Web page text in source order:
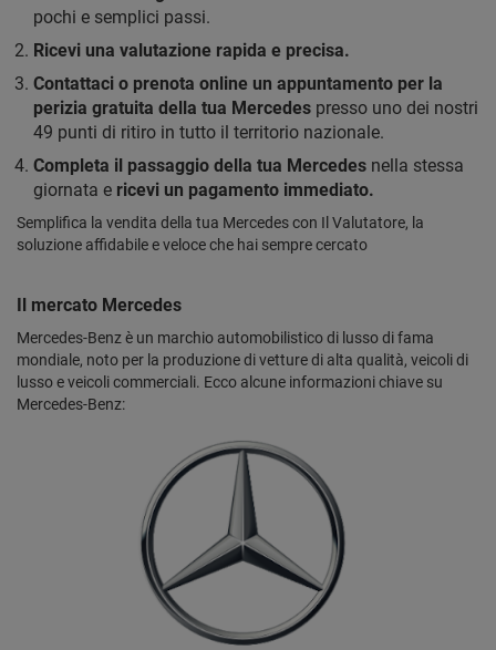
pochi e semplici passi.
Ricevi una valutazione rapida e precisa.
Contattaci o prenota online un appuntamento per la
perizia gratuita della tua Mercedes presso uno dei nostri
49 punti di ritiro in tutto il territorio nazionale.
Completa il passaggio della tua Mercedes nella stessa
giornata e ricevi un pagamento immediato.
Semplifica la vendita della tua Mercedes con Il Valutatore, la
soluzione affidabile e veloce che hai sempre cercato
Il mercato Mercedes
Mercedes-Benz è un marchio automobilistico di lusso di fama
mondiale, noto per la produzione di vetture di alta qualità, veicoli di
lusso e veicoli commerciali. Ecco alcune informazioni chiave su
Mercedes-Benz: